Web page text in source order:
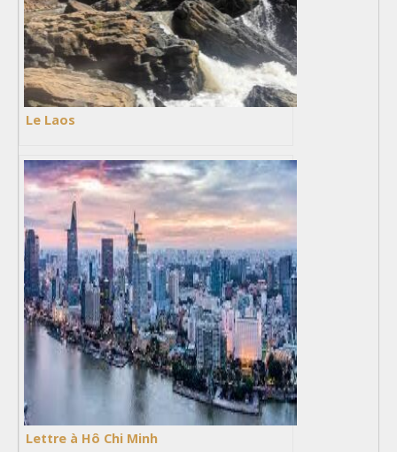
Le Laos
Lettre à Hô Chi Minh